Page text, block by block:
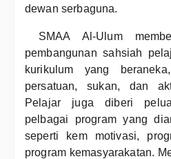
dewan serbaguna.
SMAA Al-Ulum
pembangunan sahsiah
kurikulum yang
persatuan, sukan, dan
Pelajar juga diberi
pelbagai program yang
seperti kem motivasi,
program kemasyarakatan.